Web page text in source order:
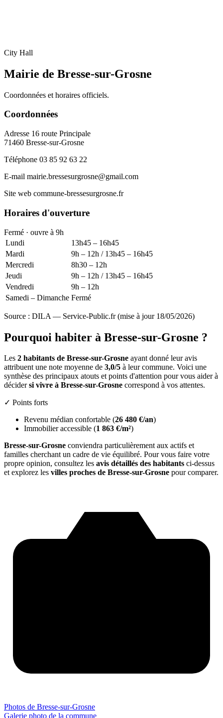
City Hall
Mairie de Bresse-sur-Grosne
Coordonnées et horaires officiels.
Coordonnées
Adresse 16 route Principale
71460 Bresse-sur-Grosne
Téléphone 03 85 92 63 22
E-mail mairie.bressesurgrosne@gmail.com
Site web commune-bressesurgrosne.fr
Horaires d'ouverture
Fermé · ouvre à 9h
Lundi
13h45 – 16h45
Mardi
9h – 12h / 13h45 – 16h45
Mercredi
8h30 – 12h
Jeudi
9h – 12h / 13h45 – 16h45
Vendredi
9h – 12h
Samedi – Dimanche Fermé
Source : DILA — Service-Public.fr (mise à jour 18/05/2026)
Pourquoi habiter à Bresse-sur-Grosne ?
Les 2 habitants de Bresse-sur-Grosne ayant donné leur avis
attribuent une note moyenne de 3,0/5 à leur commune. Voici une
synthèse des principaux atouts et points d'attention pour vous aider à
décidersi vivre à Bresse-sur-Grosne correspond à vos attentes.
✓ Points forts
Revenu médian confortable (26 480 €/an)
Immobilier accessible (1 863 €/m²)
Bresse-sur-Grosne conviendra particulièrement aux actifs et
familles cherchant un cadre de vie équilibré. Pour vous faire votre
propre opinion, consultez les avis détaillés des habitants ci-dessus
et explorez les villes proches de Bresse-sur-Grosne pour comparer.
Photos de Bresse-sur-Grosne
Galerie photo de la commune